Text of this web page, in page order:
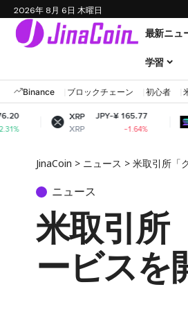
2026年 8月 6日 木曜日
最新ニュ
学習
Binance ブロックチェーン 初心者
XRP
XRP
JPY-¥ 165.77
-1.64%
Solana
SOL
JinaCoin > ニュース > 米取引所「
ニュース
米取引所
ービスを